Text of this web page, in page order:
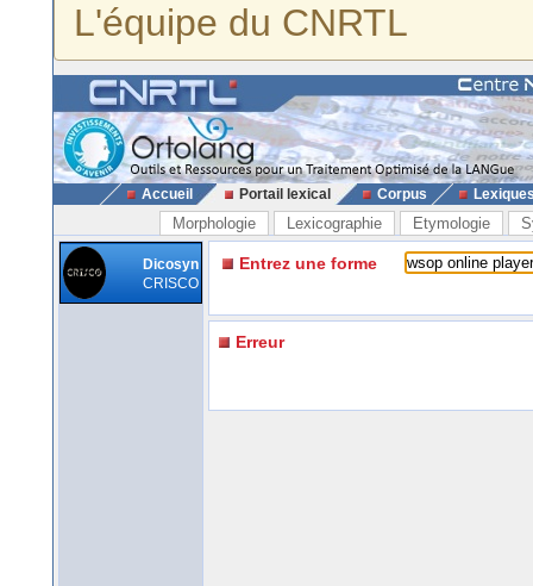
L'équipe du CNRTL
Accueil Portail lexical Corpus
Morphologie Lexicographie Etymologie
Dicosyn
CRISCO
Entrez une forme
Erreur